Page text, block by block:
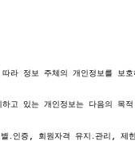
라 정보 주체의 개인정보를
고 있는 개인정보는 다음의
․인증, 회원자격 유지․관리,